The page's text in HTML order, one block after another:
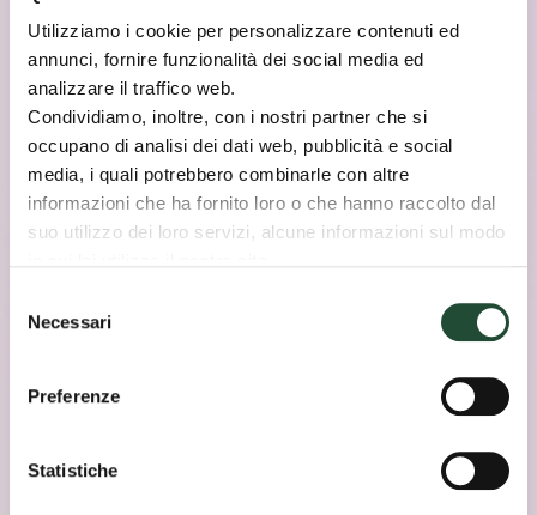
Utilizziamo i cookie per personalizzare contenuti ed
annunci, fornire funzionalità dei social media ed
analizzare il traffico web.
Condividiamo, inoltre, con i nostri partner che si
occupano di analisi dei dati web, pubblicità e social
media, i quali potrebbero combinarle con altre
informazioni che ha fornito loro o che hanno raccolto dal
suo utilizzo dei loro servizi, alcune informazioni sul modo
“coopvoce.it” e ai suoi sottodomini “shop.coopvoce.it” e
delNecessari
Preferenze
Statistiche
Intervista a
un’altra musica